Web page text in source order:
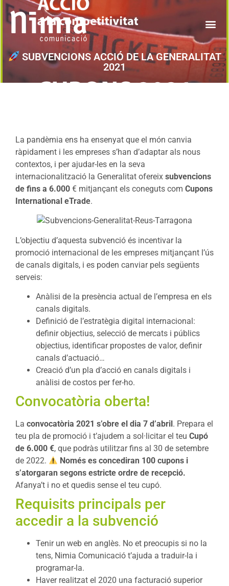
SUBVENCIONS ACCIÓ DE LA GENERALITAT
2021
La pandèmia ens ha ensenyat que el món canvia
ràpidament i les empreses s’han d’adaptar als nous
contextos, i per ajudar-les en la seva
internacionalització la Generalitat ofereix subvencions
de fins a 6.000 € mitjançant els coneguts com Cupons
International eTrade.
L’objectiu d’aquesta subvenció és incentivar la
promoció internacional de les empreses mitjançant l’ús
de canals digitals, i es poden canviar pels següents
serveis:
Anàlisi de la presència actual de l’empresa en els
canals digitals.
Definició de l’estratègia digital internacional:
definir objectius, selecció de mercats i públics
objectius, identificar propostes de valor, definir
canals d’actuació…
Creació d’un pla d’acció en canals digitals i
anàlisi de costos per fer-ho.
Convocatòria oberta!
La convocatòria 2021 s’obre el dia 7 d’abril . Prepara el
teu pla de promoció i t’ajudem a sol·licitar el teu Cupó
de 6.000 €, que podràs utilitzar fins al 30 de setembre
de 2022.
Només es concediran 100 cupons i
s’atorgaran segons estricte ordre de recepció.
Afanya’t i no et quedis sense el teu cupó.
Requisits principals per
accedir a la subvenció
Tenir un web en anglès. No et preocupis si no la
tens, Nimia Comunicació t’ajuda a traduir-la i
programar-la.
Haver realitzat el 2020 una facturació superior